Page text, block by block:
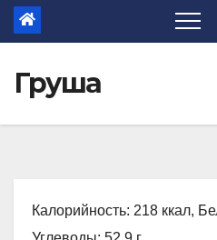
Груша
Калорийность: 218 ккал,